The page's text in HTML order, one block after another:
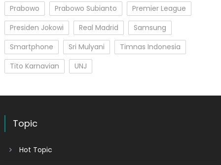
Prabowo
Prabowo Subianto
Premier League
Presiden Jokowi
Real Madrid
Samsung
Smartphone
Sri Mulyani
Timnas Indonesia
Tito Karnavian
UNJ
Topic
Hot Topic